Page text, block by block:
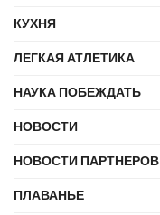
КУХНЯ
ЛЕГКАЯ АТЛЕТИКА
НАУКА ПОБЕЖДАТЬ
НОВОСТИ
НОВОСТИ ПАРТНЕРОВ
ПЛАВАНЬЕ